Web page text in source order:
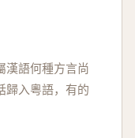
漢語何種方言尚
歸入粵語，有的